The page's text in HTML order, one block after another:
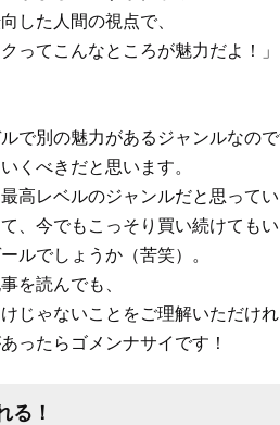
した人間の視点で、
ってこんなところが魅力だよ！」
で別の魅力があるジャンルなので
くべきだと思います。
高レベルのジャンルだと思ってい
、今でもこっそり買い続けてもい
ルでしょうか（苦笑）。
を読んでも、
じゃないことをご理解いただけれ
ったらゴメンナサイです！
る！